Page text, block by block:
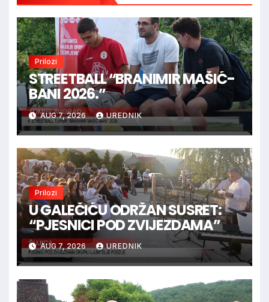
Prilozi
STREETBALL “BRANIMIR MAŠIĆ-
BANI 2026.”
AUG 7, 2026 UREDNIK
Prilozi
U GALEČIĆU ODRŽAN SUSRET:
“PJESNICI POD ZVIJEZDAMA”
AUG 7, 2026 UREDNIK